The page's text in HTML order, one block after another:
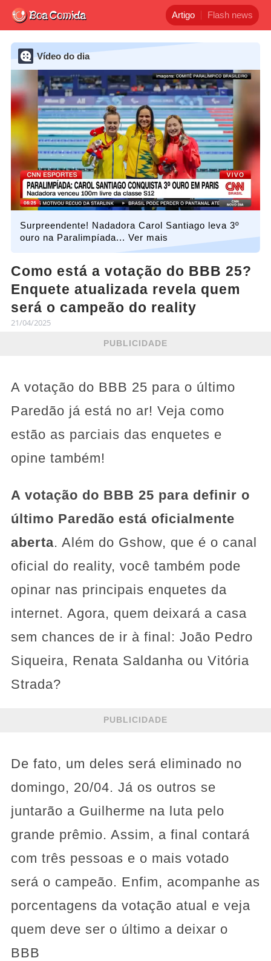
Artigo Flash news
Vídeo do dia
Surpreendente! Nadadora Carol Santiago leva 3º
ouro na Paralimpíada... Ver mais
Como está a votação do BBB 25?
Enquete atualizada revela quem
será o campeão do reality
21/04/2025
PUBLICIDADE
A votação do BBB 25 para o último
Paredão já está no ar! Veja como
estão as parciais das enquetes e
opine também!
A votação do BBB 25 para definir o
último Paredão está oficialmente
aberta. Além do Gshow, que é o canal
oficial do reality, você também pode
opinar nas principais enquetes da
internet. Agora, quem deixará a casa
sem chances de ir à final: João Pedro
Siqueira, Renata Saldanha ou Vitória
Strada?
PUBLICIDADE
De fato, um deles será eliminado no
domingo, 20/04. Já os outros se
juntarão a Guilherme na luta pelo
grande prêmio. Assim, a final contará
com três pessoas e o mais votado
será o campeão. Enfim, acompanhe as
porcentagens da votação atual e veja
quem deve ser o último a deixar o
BBB